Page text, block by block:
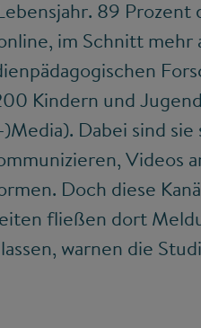
89 Prozent
im Schnitt mehr
Kindern und
Dabei sind sie
Videos
Doch diese
fließen dort
warnen die